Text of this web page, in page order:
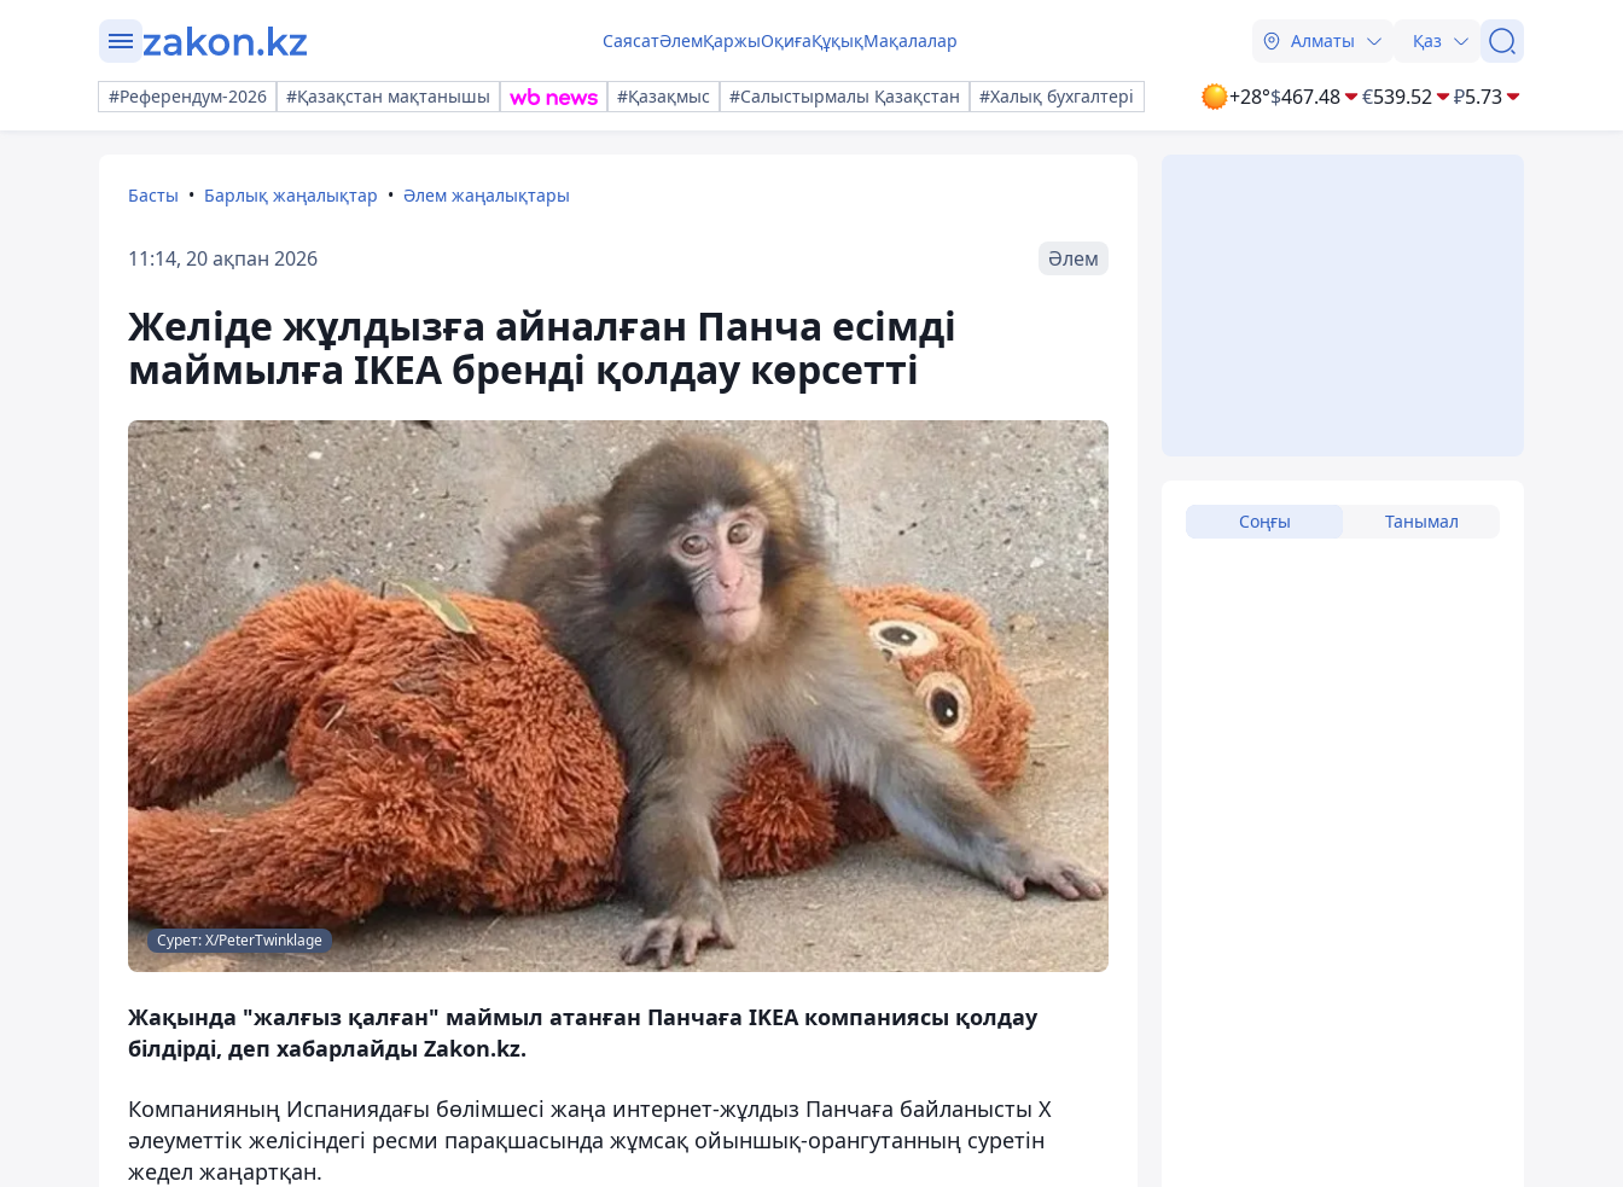
СаясатӘлемҚаржыОқиғаҚұқықМақалалар Алматы Қаз
#Референдум-2026 #Қазақстан мақтанышы #Қазақмыс #Салыстырмалы Қазақстан #Халық бухгалтері +28°$467.48 €539.52 ₽5.73
Басты Барлық жаңалықтар Әлем жаңалықтары
11:14, 20 ақпан 2026 Әлем
Желіде жұлдызға айналған Панча есімді
маймылға IKEA бренді қолдау көрсетті
Сурет: Х/PeterTwinklage
Жақында "жалғыз қалған" маймыл атанған Панчаға IKEA компаниясы қолдау
білдірді, деп хабарлайды Zakon.kz.
Компанияның Испаниядағы бөлімшесі жаңа интернет-жұлдыз Панчаға байланысты X
әлеуметтік желісіндегі ресми парақшасында жұмсақ ойыншық-орангутанның суретін
жедел жаңартқан.
Соңғы Танымал